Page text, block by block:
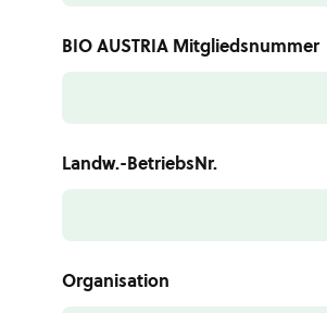
BIO AUSTRIA Mitgliedsnummer
Landw.-BetriebsNr.
Organisation